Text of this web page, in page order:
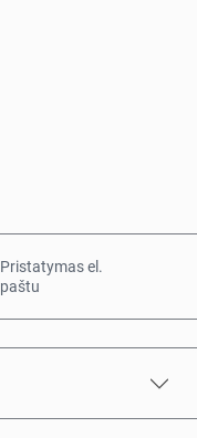
Pristatymas el.
paštu